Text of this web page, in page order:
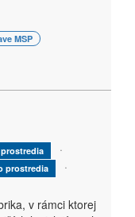
MSP
prostredia
v rámci ktorej